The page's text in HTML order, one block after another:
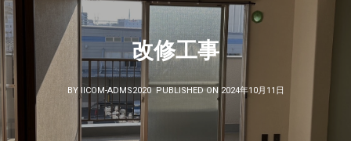
改修工事
BY IICOM-ADMS2020 PUBLISHED ON 2024年10月11日